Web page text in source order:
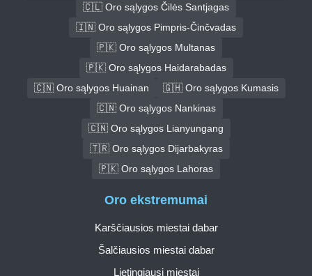
🇨🇱 Oro sąlygos Čilės Santjagas
🇮🇳 Oro sąlygos Pimpris-Činčvadas
🇵🇰 Oro sąlygos Multanas
🇵🇰 Oro sąlygos Haidarabadas
🇨🇳 Oro sąlygos Huainan
🇬🇭 Oro sąlygos Kumasis
🇨🇳 Oro sąlygos Nankinas
🇨🇳 Oro sąlygos Lianyungang
🇹🇷 Oro sąlygos Dijarbakyras
🇵🇰 Oro sąlygos Lahoras
Oro ekstremumai
Karščiausios miestai dabar
Šalčiausios miestai dabar
Lietingiausi miestai